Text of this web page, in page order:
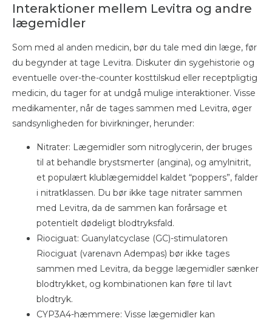
Interaktioner mellem Levitra og andre
lægemidler
Som med al anden medicin, bør du tale med din læge, før
du begynder at tage Levitra. Diskuter din sygehistorie og
eventuelle over-the-counter kosttilskud eller receptpligtig
medicin, du tager for at undgå mulige interaktioner. Visse
medikamenter, når de tages sammen med Levitra, øger
sandsynligheden for bivirkninger, herunder:
Nitrater: Lægemidler som nitroglycerin, der bruges
til at behandle brystsmerter (angina), og amylnitrit,
et populært klublægemiddel kaldet “poppers”, falder
i nitratklassen. Du bør ikke tage nitrater sammen
med Levitra, da de sammen kan forårsage et
potentielt dødeligt blodtryksfald.
Riociguat: Guanylatcyclase (GC)-stimulatoren
Riociguat (varenavn Adempas) bør ikke tages
sammen med Levitra, da begge lægemidler sænker
blodtrykket, og kombinationen kan føre til lavt
blodtryk.
CYP3A4-hæmmere: Visse lægemidler kan